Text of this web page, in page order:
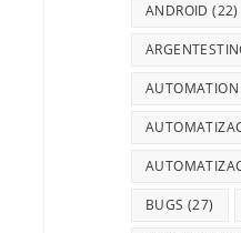
ANDROID (22)
AUTOMATION
BUGS (27)